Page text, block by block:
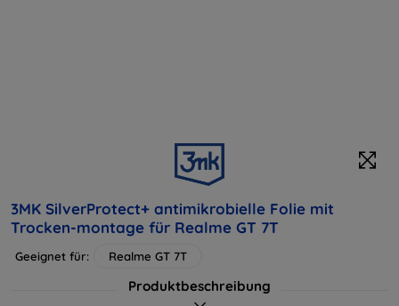
3MK SilverProtect+ antimikrobielle Folie mit
Trocken-montage für Realme GT 7T
Geeignet für: Realme GT 7T
Produktbeschreibung